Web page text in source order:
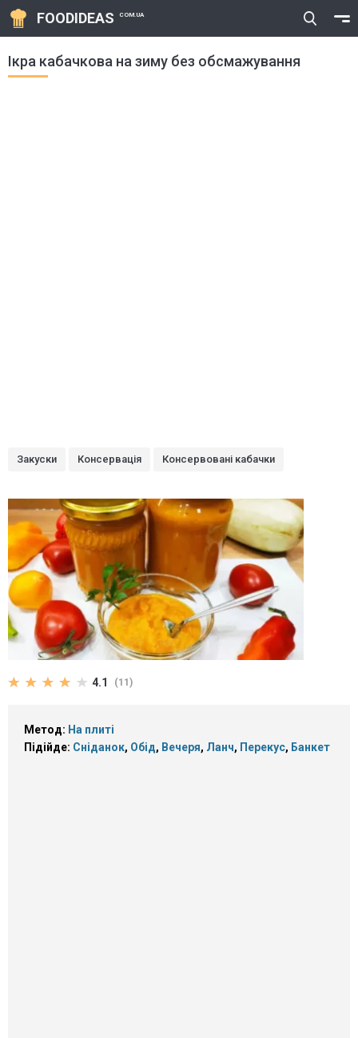
FOODIDEAS COM.UA
Ікра кабачкова на зиму без обсмажування
Закуски Консервація Консервовані кабачки
4.1 (11)
Метод: На плиті
Підійде: Сніданок, Обід, Вечеря, Ланч, Перекус, Банкет